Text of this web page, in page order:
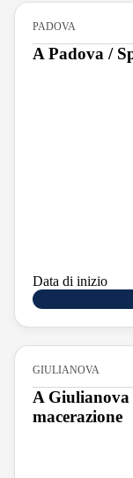
PADOVA
A Padova /
Data di inizio
GIULIANOVA
A Giulianova
macerazione